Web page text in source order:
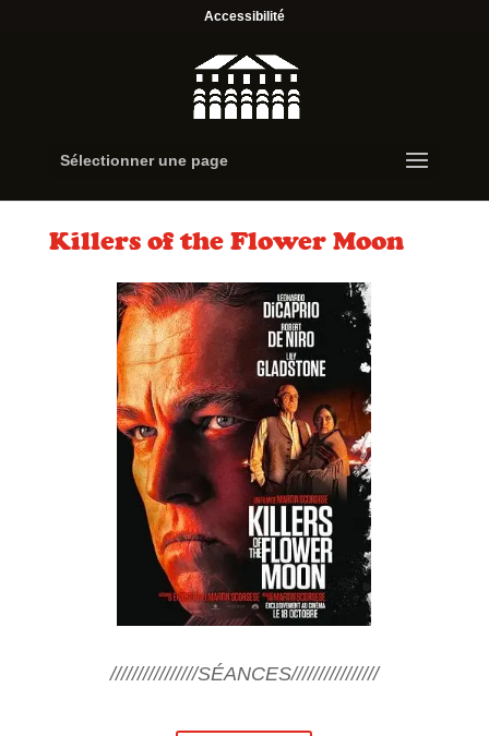
Accessibilité
Sélectionner une page
Killers of the Flower Moon
////////////////SÉANCES////////////////